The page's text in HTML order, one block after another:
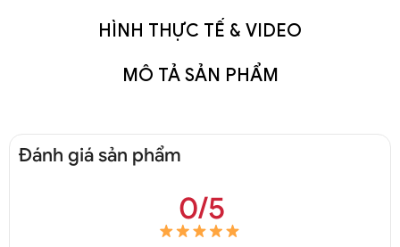
HÌNH THỰC TẾ & VIDEO
MÔ TẢ SẢN PHẨM
Đánh giá sản phẩm
0/5